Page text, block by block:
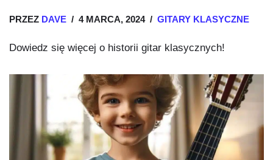
PRZEZ DAVE 4 MARCA, 2024 GITARY KLASYCZNE
Dowiedz się więcej o historii gitar klasycznych!